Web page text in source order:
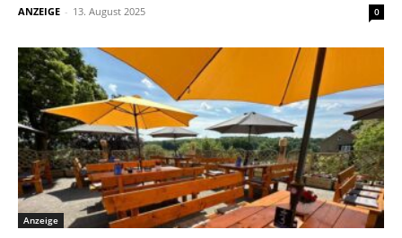
ANZEIGE - 13. August 2025 0
Anzeige